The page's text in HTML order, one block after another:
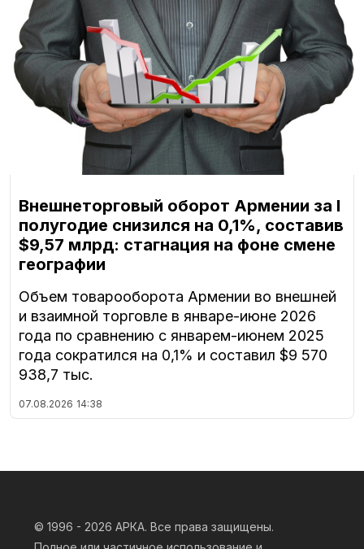
Внешнеторговый оборот Армении за I
полугодие снизился на 0,1%, составив
$9,57 млрд: стагнация на фоне смене
географии
Объем товарооборота Армении во внешней
и взаимной торговле в январе-июне 2026
года по сравнению с январем-июнем 2025
года сократился на 0,1% и составил $9 570
938,7 тыс.
07.08.2026 14:38
© 1996 - 2026 АРКА. Все права защищены.